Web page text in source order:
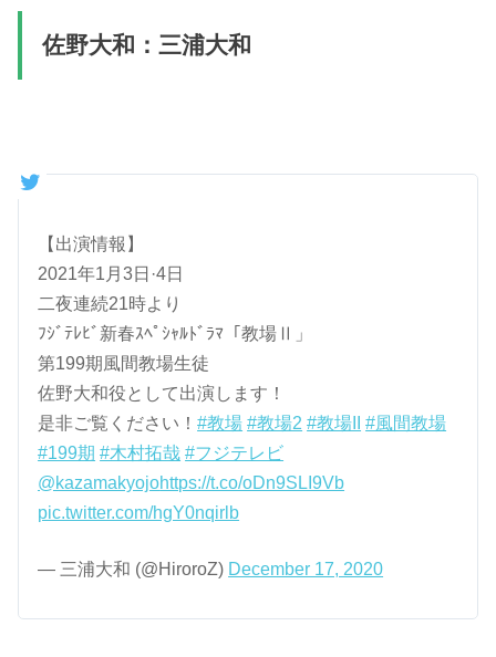
佐野大和：三浦大和
【出演情報】
2021年1月3日·4日
二夜連続21時より
ﾌｼﾞﾃﾚﾋﾞ新春ｽﾍﾟｼｬﾙﾄﾞﾗﾏ「教場Ⅱ」
第199期風間教場生徒
佐野大和役として出演します！
是非ご覧ください！#教場 #教場2 #教場II
#風間教場
#199期 #木村拓哉 #フジテレビ
@kazamakyojohttps://t.co/oDn9SLI9Vb
pic.twitter.com/hgY0nqirlb
— 三浦大和 (@HiroroZ) December 17, 2020